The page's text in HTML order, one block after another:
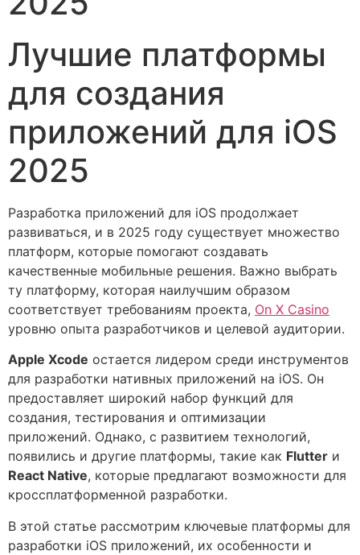
Лучшие платформы
для создания
приложений для iOS
2025
Разработка приложений для iOS продолжает
развиваться, и в 2025 году существует множество
платформ, которые помогают создавать
качественные мобильные решения. Важно выбрать
ту платформу, которая наилучшим образом
соответствует требованиям проекта, On X Casino
уровню опыта разработчиков и целевой аудитории.
Apple Xcode остается лидером среди инструментов
для разработки нативных приложений на iOS. Он
предоставляет широкий набор функций для
создания, тестирования и оптимизации
приложений. Однако, с развитием технологий,
появились и другие платформы, такие как Flutter и
React Native, которые предлагают возможности для
кроссплатформенной разработки.
В этой статье рассмотрим ключевые платформы для
разработки iOS приложений, их особенности и